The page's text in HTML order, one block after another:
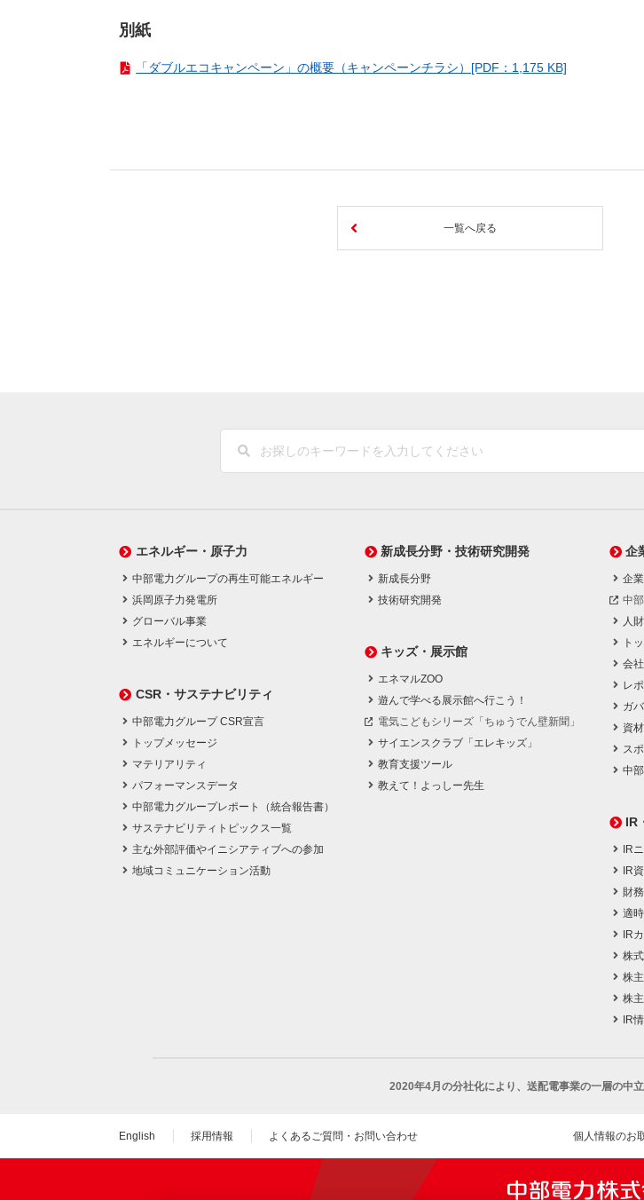
別紙
「ダブルエコキャンペーン」の概要（キャンペーンチラシ）[PDF：1,175 KB]
一覧へ戻る
エネルギー・原子力
中部電力グループの再生可能エネルギー
浜岡原子力発電所
グローバル事業
エネルギーについて
CSR・サステナビリティ
中部電力グループ CSR宣言
トップメッセージ
マテリアリティ
パフォーマンスデータ
中部電力グループレポート（統合報告書）
サステナビリティトピックス一覧
主な外部評価やイニシアティブへの参加
地域コミュニケーション活動
新成長分野・技術研究開発
新成長分野
技術研究開発
キッズ・展示館
エネマルZOO
遊んで学べる展示館へ行こう！
電気こどもシリーズ「ちゅうでん壁新聞」
サイエンスクラブ「エレキッズ」
教育支援ツール
教えて！よっしー先生
企
企
中
人
ト
会
レ
ガ
資
ス
中
IR
IR
IR
財
適
IR
株
株
株
IR
2020年4月の分社化により、 送配電事業の一層の中
English 採用情報 よくあるご質問・お問い合わせ 個人情報のお